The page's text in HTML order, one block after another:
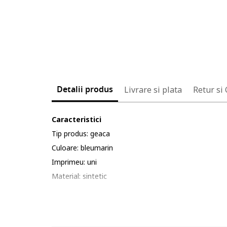
Detalii produs Livrare si plata Retur si
Caracteristici
Tip produs: geaca
Culoare: bleumarin
Imprimeu: uni
Material: sintetic